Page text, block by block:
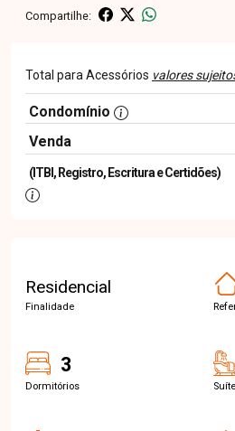
Compartilhe:
Total para Acessórios valores
Condomínio
Venda
(ITBI, Registro, Escritura e Certidões)
Residencial
Finalidade
3
Dormitórios